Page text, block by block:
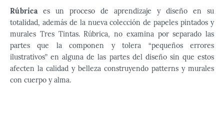
Rúbricaes un proceso de aprendizaje y diseño en su
totalidad, además de la nueva colección de papeles pintados y
murales Tres Tintas. Rúbrica, no examina por separado las
partes que la componen y tolera “pequeños errores
ilustrativos” en alguna de las partes del diseño sin que estos
afecten la calidad y belleza construyendo patterns y murales
con cuerpo y alma.